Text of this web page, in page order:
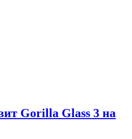
Gorilla Glass 3 на